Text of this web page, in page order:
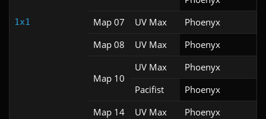
1x1
Map 07
UV Max Phoenyx
Map 08
UV Max Phoenyx
Map 10
UV Max Phoenyx
Pacifist
Phoenyx
Map 14
UV Max Phoenyx